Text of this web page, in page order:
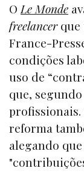
OLe Monde
freelancerque
France-
condições
uso de
que,
reforma
alegando